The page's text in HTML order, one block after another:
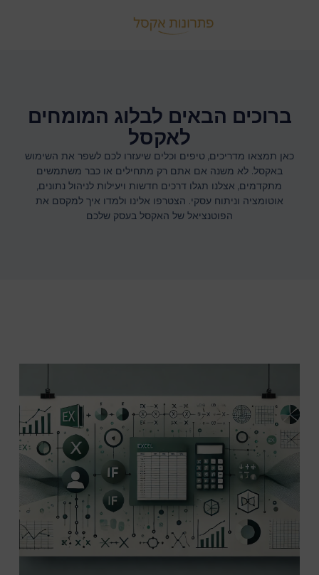
ברוכים הבאים לבלוג המומחים
לאקסל
כאן תמצאו מדריכים, טיפים וכלים שיעזרו לכם לשפר את השימוש
באקסל. לא משנה אם אתם רק מתחילים או כבר משתמשים
מתקדמים, אצלנו תגלו דרכים חדשות ויעילות לניהול נתונים,
אוטומציה וניתוח עסקי. הצטרפו אלינו ולמדו איך למקסם את
הפוטנציאל של האקסל בעסק שלכם